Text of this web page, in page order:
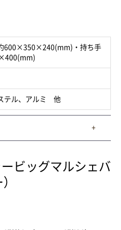
600×350×240(mm)・持ち手
テル、アルミ 他
ビッグマルシェバ